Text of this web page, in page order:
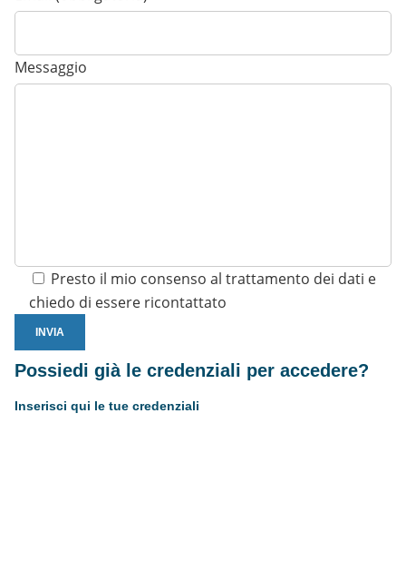
Messaggio
Presto il mio consenso al trattamento dei dati e
chiedo di essere ricontattato
Possiedi già le credenziali per accedere?
Inserisci qui le tue credenziali